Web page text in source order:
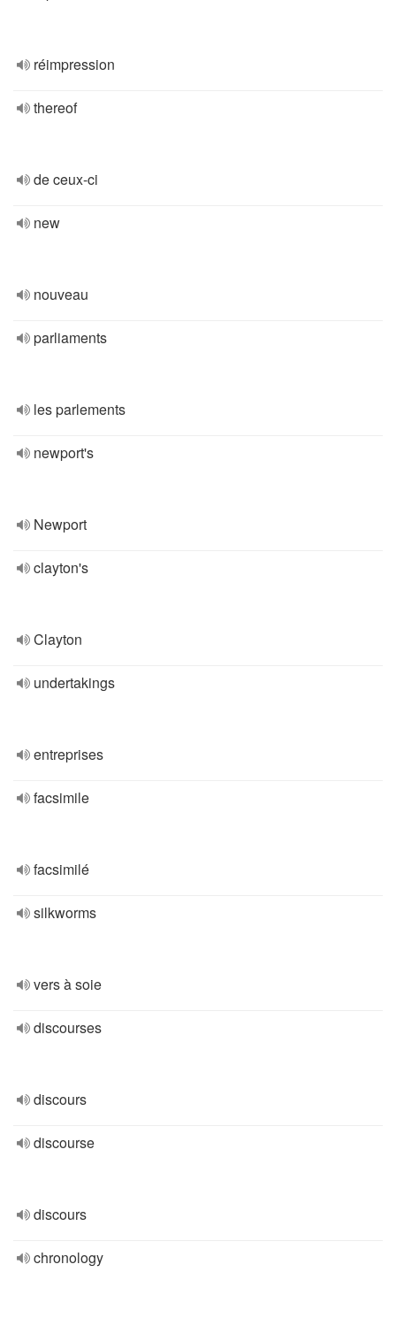
réimpression
thereof
de ceux-ci
new
nouveau
parliaments
les parlements
newport's
Newport
clayton's
Clayton
undertakings
entreprises
facsimile
facsimilé
silkworms
vers à soie
discourses
discours
discourse
discours
chronology